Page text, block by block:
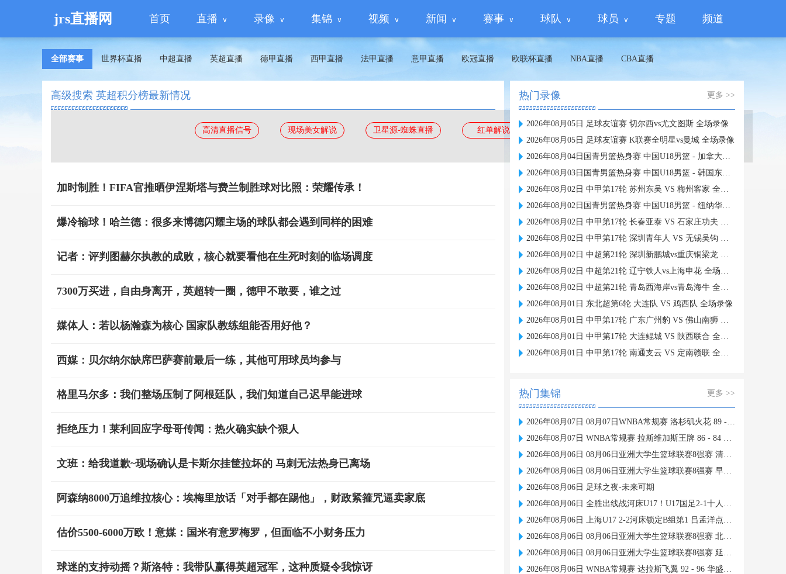
jrs直播网 首页 直播 录像 集锦 视频 新闻 赛事 球队 球员 专题 频道
全部赛事 世界杯直播 中超直播 英超直播 德甲直播 西甲直播 法甲直播 意甲直播 欧冠直播 欧联杯直播 NBA直播 CBA直播
高级搜索 英超积分榜最新情况
高清直播信号 现场美女解说 卫星源-蜘蛛直播 红单解说 蜘蛛直播
加时制胜！FIFA官推晒伊涅斯塔与费兰制胜球对比照：荣耀传承！
爆冷输球！哈兰德：很多来博德闪耀主场的球队都会遇到同样的困难
记者：评判图赫尔执教的成败，核心就要看他在生死时刻的临场调度
7300万买进，自由身离开，英超转一圈，德甲不敢要，谁之过
媒体人：若以杨瀚森为核心 国家队教练组能否用好他？
西媒：贝尔纳尔缺席巴萨赛前最后一练，其他可用球员均参与
格里马尔多：我们整场压制了阿根廷队，我们知道自己迟早能进球
拒绝压力！莱利回应字母哥传闻：热火确实缺个狠人
文班：给我道歉~现场确认是卡斯尔挂筐拉坏的 马刺无法热身已离场
阿森纳8000万追维拉核心：埃梅里放话「对手都在踢他」，财政紧箍咒逼卖家底
估价5500-6000万欧！意媒：国米有意罗梅罗，但面临不小财务压力
球迷的支持动摇？斯洛特：我带队赢得英超冠军，这种质疑令我惊讶
热门录像 更多 >>
2026年08月05日 足球友谊赛 切尔西vs尤文图斯 全场录像
2026年08月05日 足球友谊赛 K联赛全明星vs曼城 全场录像
2026年08月04日国青男篮热身赛 中国U18男篮 - 加拿大大卫·安篮球学院 全场录像
2026年08月03日国青男篮热身赛 中国U18男篮 - 韩国东国大学 全场录像
2026年08月02日 中甲第17轮 苏州东吴 VS 梅州客家 全场录像
2026年08月02日国青男篮热身赛 中国U18男篮 - 纽纳华丁闪电队 全场录像
2026年08月02日 中甲第17轮 长春亚泰 VS 石家庄功夫 全场录像
2026年08月02日 中甲第17轮 深圳青年人 VS 无锡吴钩 全场录像
2026年08月02日 中超第21轮 深圳新鹏城vs重庆铜梁龙 全场录像
2026年08月02日 中超第21轮 辽宁铁人vs上海申花 全场录像
2026年08月02日 中超第21轮 青岛西海岸vs青岛海牛 全场录像
2026年08月01日 东北超第6轮 大连队 VS 鸡西队 全场录像
2026年08月01日 中甲第17轮 广东广州豹 VS 佛山南狮 全场录像
2026年08月01日 中甲第17轮 大连鲲城 VS 陕西联合 全场录像
2026年08月01日 中甲第17轮 南通支云 VS 定南赣联 全场录像
热门集锦 更多 >>
2026年08月07日 08月07日WNBA常规赛 洛杉矶火花 89 - 82 明尼苏达山猫 全场集锦
2026年08月07日 WNBA常规赛 拉斯维加斯王牌 86 - 84 印第安纳狂热 全场集锦
2026年08月06日 08月06日亚洲大学生篮球联赛8强赛 清华大学 85 - 81 菲律宾大学 集锦
2026年08月06日 08月06日亚洲大学生篮球联赛8强赛 早稻田大学 78 - 71 高丽大学 集锦
2026年08月06日 足球之夜-未来可期
2026年08月06日 全胜出线战河床U17！U17国足2-1十人药厂U17 赵松源登场1分钟传射
2026年08月06日 上海U17 2-2河床锁定B组第1 吕孟洋点射阿布力米破门 将战A组第2
2026年08月06日 08月06日亚洲大学生篮球联赛8强赛 北京大学 77 - 79 上海交通大学 集锦
2026年08月06日 08月06日亚洲大学生篮球联赛8强赛 延世大学 67 - 72 政治大学 集锦
2026年08月06日 WNBA常规赛 达拉斯飞翼 92 - 96 华盛顿神秘人 全场集锦